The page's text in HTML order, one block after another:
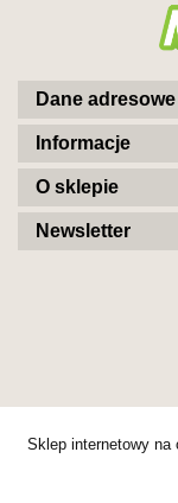
Dane adresowe
Informacje
O sklepie
Newsletter
Sklep internetowy na